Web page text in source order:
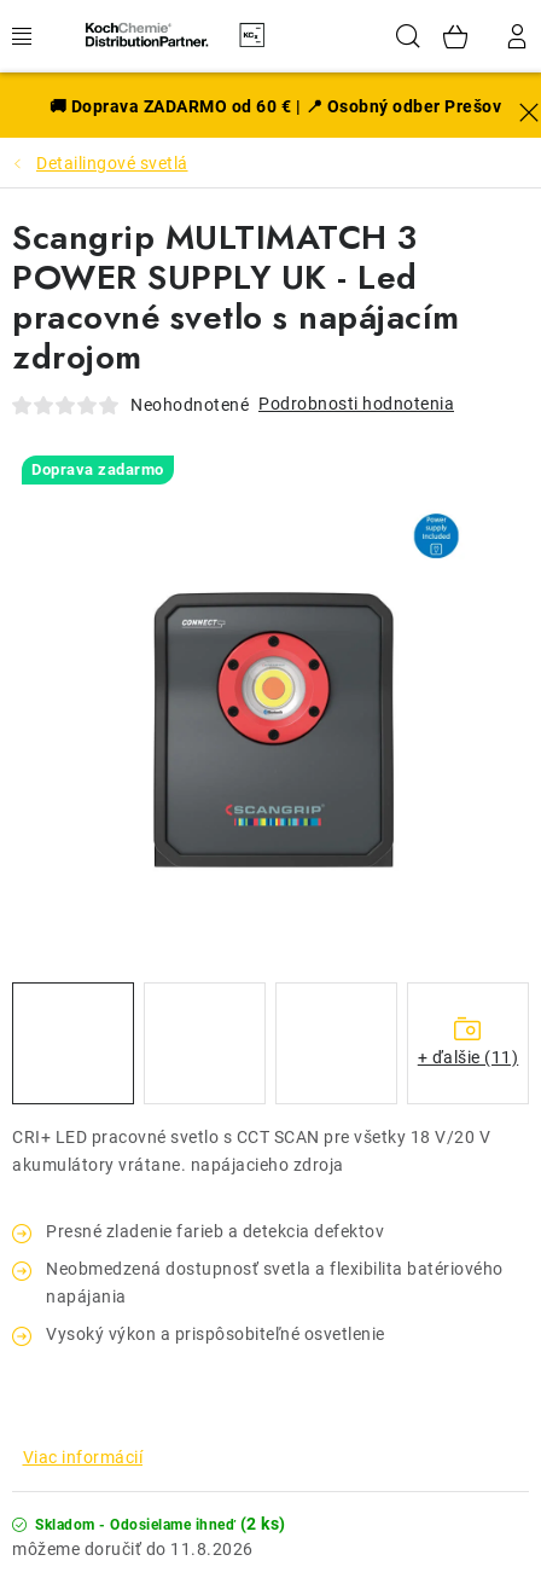
na
Hľadať
EXTERIÉR
DISKY A PNEU
INTERIÉR
PRÍSLUŠENSTVO
VÔNE DO AUTA
VÝHODNÉ SADY
NOVINKY V SORTIMENTE
DARČEKOVÉ POUKAZY
ČISTENIE A ÚDRŽBA LODÍ
+421 918 725 111
🚚 Doprava ZADARMO od 60 € | 📍 Osobný odber Prešov
Detailingové svetlá
CRI+ LED pracovné svetlo s CCT SCAN pre všetky 18 V/20 V
akumulátory vrátane. napájacieho zdroja
Presné zladenie farieb a detekcia defektov
Neobmedzená dostupnosť svetla a flexibilita batériového
napájania
Vysoký výkon a prispôsobiteľné osvetlenie
Viac informácií
Skladom - Odosielame ihneď (2 ks)
11.8.2026
Scangrip MULTIMATCH 3
POWER SUPPLY UK - Led
pracovné svetlo s napájacím
zdrojom
Neohodnotené Podrobnosti hodnotenia
Doprava zadarmo
+ ďalšie (11)